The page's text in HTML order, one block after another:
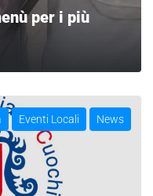
per i più
Eventi Locali News